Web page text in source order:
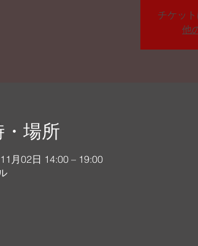
チケッ
他
・場所
月02日 14:00 – 19:00